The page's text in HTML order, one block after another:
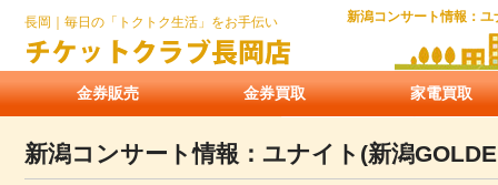
新潟コンサート情報：
長岡｜毎日の「トクトク生活」をお手伝い
金券販売 金券買取 家電買取
新潟コンサート情報：ユナイト(新潟